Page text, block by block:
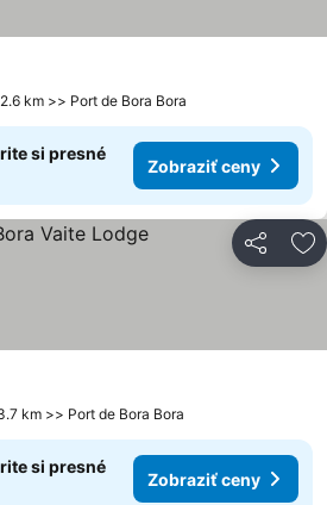
2.6 km >> Port de Bora Bora
si presné
Zobraziť ceny
Zdieľať
km >> Port de Bora Bora
si presné
Zobraziť ceny